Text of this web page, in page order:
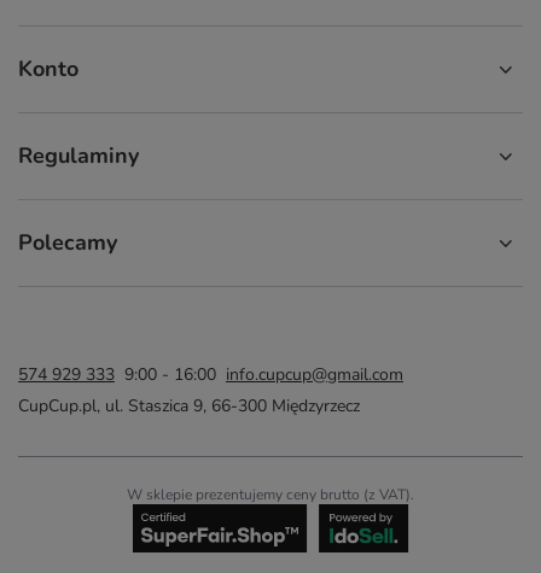
Konto
Regulaminy
Polecamy
574 929 333 9:00 - 16:00 info.cupcup@gmail.com
CupCup.pl, ul. Staszica 9, 66-300 Międzyrzecz
W sklepie prezentujemy ceny brutto (z VAT).